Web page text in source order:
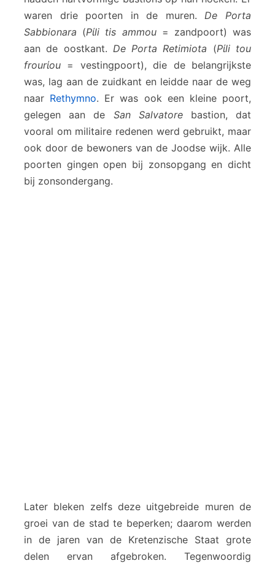
waren drie poorten in de muren.De Porta
Sabbionara (Pίli tis ammou= zandpoort) was
aan de oostkant. De Porta Retimiota (Pίli tou
frourίou = vestingpoort), die de belangrijkste
was, lag aan de zuidkant en leidde naar de weg
naar Rethymno. Er was ook een kleine poort,
gelegen aan de San Salvatorebastion, dat
vooral om militaire redenen werd gebruikt, maar
ook door de bewoners van de Joodse wijk. Alle
poorten gingen open bij zonsopgang en dicht
bij zonsondergang.
Later bleken zelfs deze uitgebreide muren de
groei van de stad te beperken; daarom werden
in de jaren van de Kretenzische Staat grote
delen ervan afgebroken. Tegenwoordig